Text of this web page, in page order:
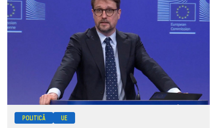
POLITICĂ UE